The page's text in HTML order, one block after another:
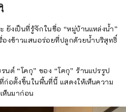
ยังเป็นที่รู้จักในชื่อ “หมู่บ้านแหล่งน้ำ”
องข้าวแสนอร่อยที่ปลูกด้วยน้ำบริสุทธิ์
นด์ “โคกุ” ของ “โคกุ” ร้านแปรรูป
ก่อตั้งขึ้นในพื้นที่นี้ แสดงให้เห็นความ
ห็นมาก่อน